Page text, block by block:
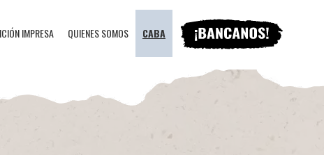
IMPRESA QUIENES SOMOS CABA